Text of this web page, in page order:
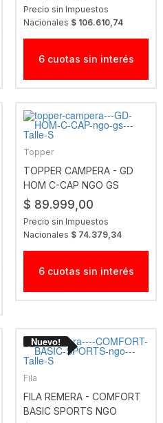
Precio sin Impuestos
Nacionales $ 106.610,74
6 cuotas sin interés
Topper
TOPPER CAMPERA - GD
HOM C-CAP NGO GS
$ 89.999,00
Precio sin Impuestos
Nacionales $ 74.379,34
6 cuotas sin interés
Fila
FILA REMERA - COMFORT
BASIC SPORTS NGO